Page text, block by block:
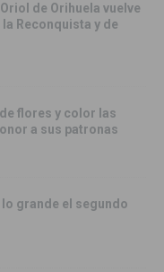
de Orihuela vuelve
Reconquista y de
flores y color las
a sus patronas
lo grande el segundo